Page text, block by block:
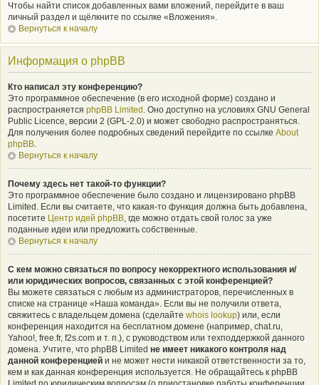
Чтобы найти список добавленных вами вложений, перейдите в ваш
личный раздел и щёлкните по ссылке «Вложения».
Вернуться к началу
Информация о phpBB
Кто написал эту конференцию?
Это программное обеспечение (в его исходной форме) создано и
распространяется phpBB Limited . Оно доступно на условиях GNU General
Public Licence, версии 2 (GPL-2.0) и может свободно распространяться.
Для получения более подробных сведений перейдите по ссылке About
phpBB.
Вернуться к началу
Почему здесь нет такой-то функции?
Это программное обеспечение было создано и лицензировано phpBB
Limited. Если вы считаете, что какая-то функция должна быть добавлена,
посетите Центр идей phpBB, где можно отдать свой голос за уже
поданные идеи или предложить собственные.
Вернуться к началу
С кем можно связаться по вопросу некорректного использования и/
или юридических вопросов, связанных с этой конференцией?
Вы можете связаться с любым из администраторов, перечисленных в
списке на странице «Наша команда». Если вы не получили ответа,
свяжитесь с владельцем домена (сделайте whois lookup) или, если
конференция находится на бесплатном домене (например, chat.ru,
Yahoo!, free.fr, f2s.com и т. п.), с руководством или техподдержкой данного
домена. Учтите, что phpBB Limited не имеет никакого контроля над
данной конференцией и не может нести никакой ответственности за то,
кем и как данная конференция используется. Не обращайтесь к phpBB